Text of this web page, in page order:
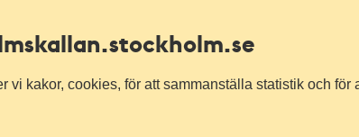
.stockholm.se
vi kakor, cookies, för att sammanställa statistik och för